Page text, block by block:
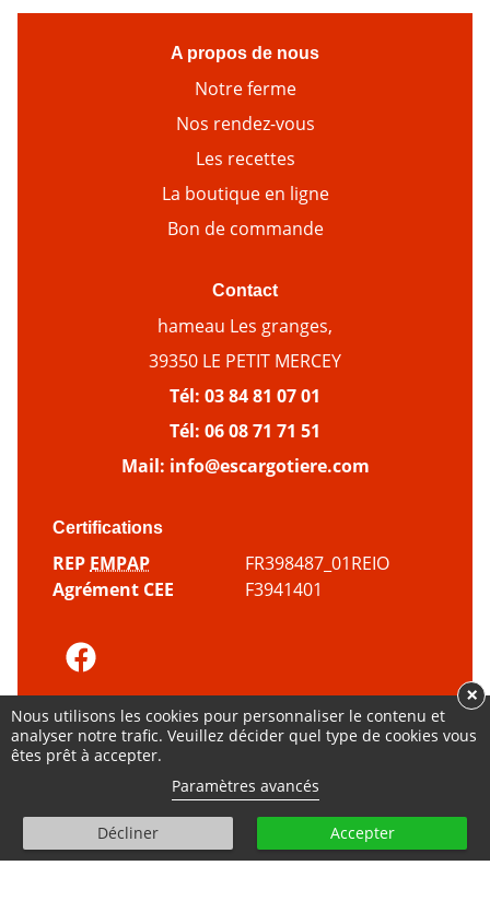
A propos de nous
Notre ferme
Nos rendez-vous
Les recettes
La boutique en ligne
Bon de commande
Contact
hameau Les granges,
39350 LE PETIT MERCEY
Tél: 03 84 81 07 01
Tél: 06 08 71 71 51
Mail: info@escargotiere.com
Certifications
REP EMPAP
FR398487_01REIO
Agrément CEE
F3941401
© Tous droits réservés - 2000 - 2026
Plan du
site
Mentions
légales
Politique
Gestion des
Fait avec amour
parÉlise Poncetet l’agencehounddd.fr
Nous utilisons les cookies pour personnaliser le contenu et
analyser notre trafic. Veuillez décider quel type de cookies vous
êtes prêt à accepter.
Paramètres avancés
Décliner Accepter
×